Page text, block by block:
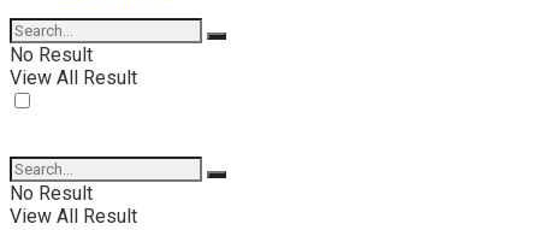
No Result
View All Result
No Result
View All Result